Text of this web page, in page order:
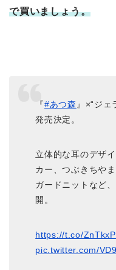
で買いましょう。
『#あつ森 』×“ジ
発売決定。
立体的な耳のデザ
カー、つぶきちや
ガードニットなど
開。
https://t.co/
pic.twitter.com/